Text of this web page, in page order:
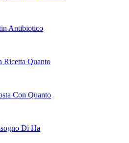
Antibiotico
Ricetta Quanto
Con Quanto
Di Ha